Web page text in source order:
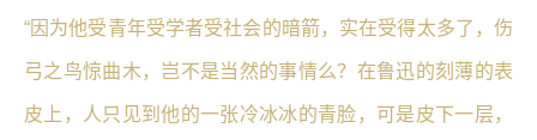
“因为他受青年受学者受社会的暗箭，实在受得太多了，伤
弓之鸟惊曲木，岂不是当然的事情么？在鲁迅的刻薄的表
皮上，人只见到他的一张冷冰冰的青脸，可是皮下一层，